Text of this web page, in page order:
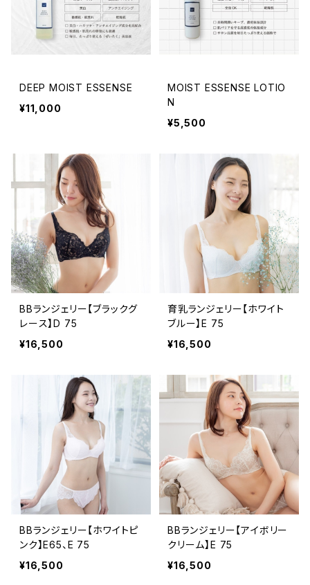
DEEP MOIST ESSENSE
¥11,000
MOIST ESSENSE LOTIO
N
¥5,500
BBランジェリー【ブラックグ
レース】D 75
¥16,500
育乳ランジェリー【ホワイト
ブルー】E 75
¥16,500
BBランジェリー【ホワイトピ
ンク】E65、E 75
¥16,500
BBランジェリー【アイボリー
クリーム】E 75
¥16,500